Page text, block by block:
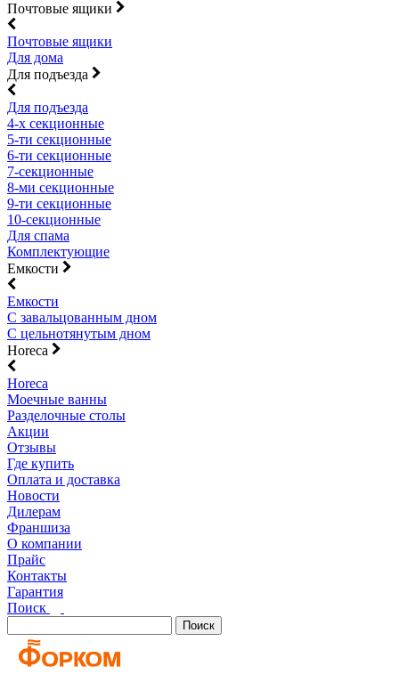
Почтовые ящики
Почтовые ящики
Для дома
Для подъезда
Для подъезда
4-х секционные
5-ти секционные
6-ти секционные
7-секционные
8-ми секционные
9-ти секционные
10-секционные
Для спама
Комплектующие
Емкости
Емкости
С завальцованным дном
С цельнотянутым дном
Horeca
Horeca
Моечные ванны
Разделочные столы
Акции
Отзывы
Где купить
Оплата и доставка
Новости
Дилерам
Франшиза
О компании
Прайс
Контакты
Гарантия
Поиск
Поиск